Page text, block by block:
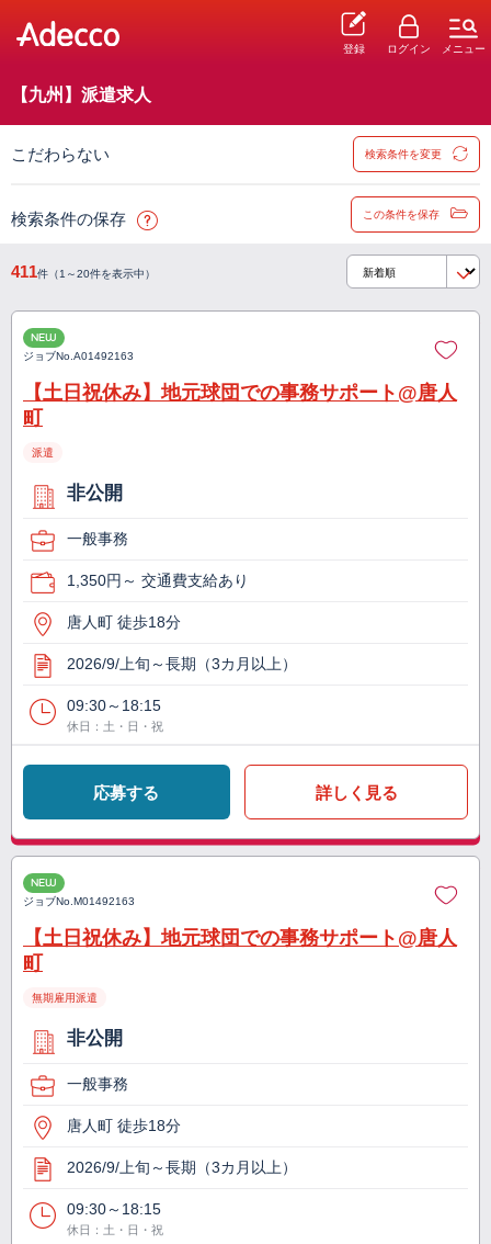
登録 ログイン メニュー
【九州】派遣求人
こだわらない 検索条件を変更
検索条件の保存 この条件を保存
411件（1～20件を表示中）
NEW
ジョブNo.A01492163
【土日祝休み】地元球団での事務サポート@唐人
町
派遣
非公開
一般事務
1,350円～ 交通費支給あり
唐人町 徒歩18分
2026/9/上旬～長期（3カ月以上）
09:30～18:15
休日：土・日・祝
応募する 詳しく見る
NEW
ジョブNo.M01492163
【土日祝休み】地元球団での事務サポート@唐人
町
無期雇用派遣
非公開
一般事務
唐人町 徒歩18分
2026/9/上旬～長期（3カ月以上）
09:30～18:15
休日：土・日・祝